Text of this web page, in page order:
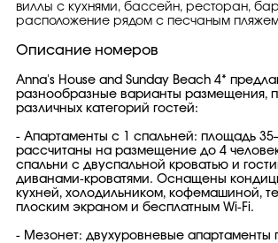
виллы с кухнями, бассейн, ресторан,
расположение рядом с песчаным
Описание номеров
Anna's House and Sunday Beach 4*
разнообразные варианты размещения,
различных категорий гостей:
- Апартаменты с 1 спальней: площадь
рассчитаны на размещение до 4
спальни с двуспальной кроватью и
диванами-кроватями. Оснащены
кухней, холодильником, кофемашиной,
плоским экраном и бесплатным Wi-Fi.
- Мезонет: двухуровневые апартаменты